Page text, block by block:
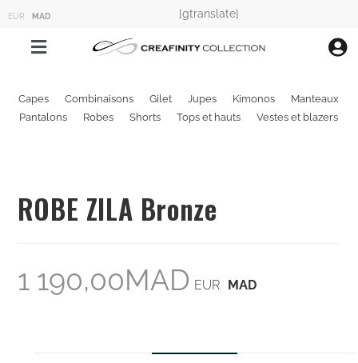
EUR MAD [gtranslate]
Capes Combinaisons Gilet Jupes Kimonos
Manteaux
Pantalons
Robes Shorts Tops et hauts Vestes et blazers
ROBE ZILA Bronze
1 190,00MAD EUR MAD